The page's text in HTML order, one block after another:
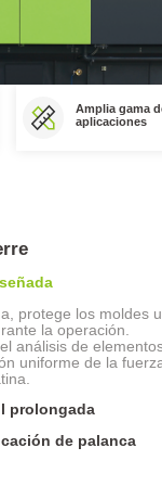
Amplia gama
aplicaciones
protege los moldes
la operación.
análisis de
uniforme de la
prolongada
de palanca